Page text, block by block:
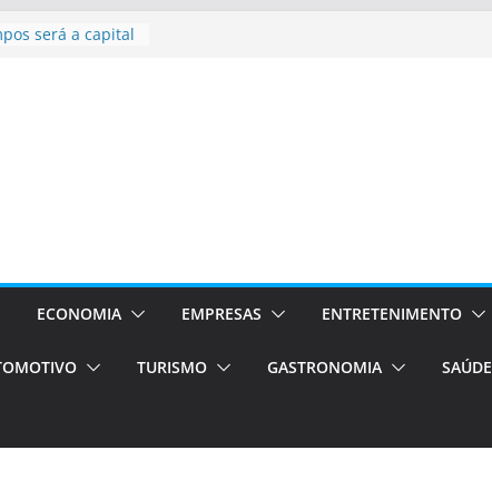
o segundo
volta!
Orientados
de transfer,
de alto padrão
ECONOMIA EMPRESAS ENTRETENIMENTO
TURISMO GASTRONOMIA SAÚDE